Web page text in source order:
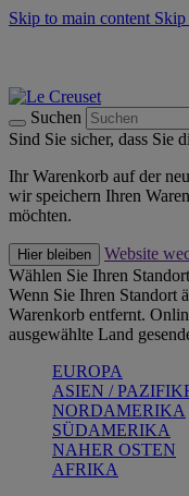
Skip to main content Skip
Suchen
Sind Sie sicher, dass Sie
Ihr Warenkorb auf der
wir speichern Ihren
möchten.
Hier bleiben
Website
Wählen Sie Ihren Standort
Wenn Sie Ihren Standort
Warenkorb entfernt.
ausgewählte Land
EUROPA
ASIEN /
NORDAMERIKA
SÜDAMERIKA
NAHER OSTEN
AFRIKA